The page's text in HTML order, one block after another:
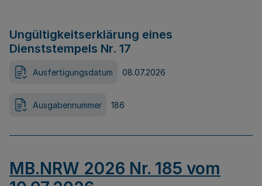
Ungültigkeitserklärung eines
Dienststempels Nr. 17
Ausfertigungsdatum 08.07.2026
Ausgabennummer 186
MB.NRW 2026 Nr. 185 vom